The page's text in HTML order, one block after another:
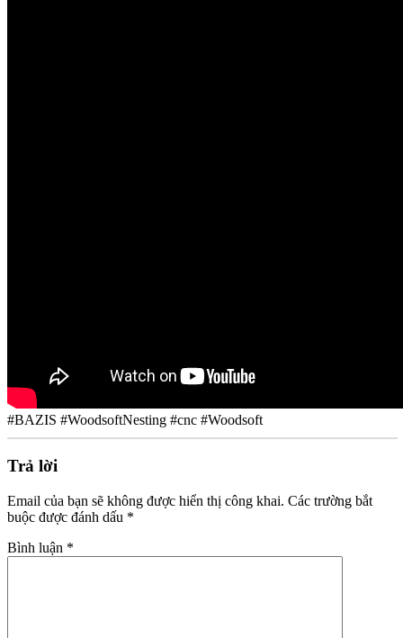
#BAZIS #WoodsoftNesting #cnc #Woodsoft
Trả lời
Email của bạn sẽ không được hiển thị công khai. Các trường bắt
buộc được đánh dấu *
Bình luận *